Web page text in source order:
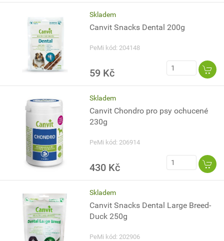
Skladem
Canvit Snacks Dental 200g
PeMi kód: 204148
59 Kč
Skladem
Canvit Chondro pro psy ochucené
230g
PeMi kód: 206914
430 Kč
Skladem
Canvit Snacks Dental Large Breed-
Duck 250g
PeMi kód: 202906